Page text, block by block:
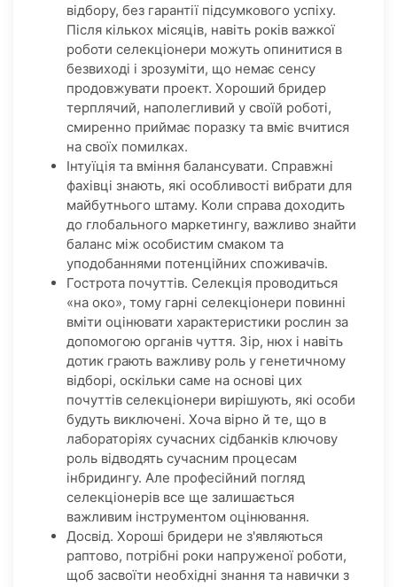
відбору, без гарантії підсумкового успіху.
Після кількох місяців, навіть років важкої
роботи селекціонери можуть опинитися в
безвиході і зрозуміти, що немає сенсу
продовжувати проект. Хороший бридер
терплячий, наполегливий у своїй роботі,
смиренно приймає поразку та вміє вчитися
на своїх помилках.
Інтуїція та вміння балансувати. Справжні
фахівці знають, які особливості вибрати для
майбутнього штаму. Коли справа доходить
до глобального маркетингу, важливо знайти
баланс між особистим смаком та
уподобаннями потенційних споживачів.
Гострота почуттів. Селекція проводиться
«на око», тому гарні селекціонери повинні
вміти оцінювати характеристики рослин за
допомогою органів чуття. Зір, нюх і навіть
дотик грають важливу роль у генетичному
відборі, оскільки саме на основі цих
почуттів селекціонери вирішують, які особи
будуть виключені. Хоча вірно й те, що в
лабораторіях сучасних сідбанків ключову
роль відводять сучасним процесам
інбридингу. Але професійний погляд
селекціонерів все ще залишається
важливим інструментом оцінювання.
Досвід. Хороші бридери не з'являються
раптово, потрібні роки напруженої роботи,
щоб засвоїти необхідні знання та навички з